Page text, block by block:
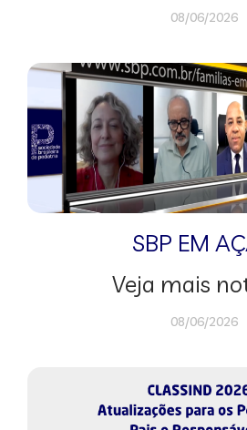
08/06/2026
SBP EM
Veja mais
08/06/2026